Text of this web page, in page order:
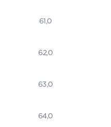
61,0
62,0
63,0
64,0